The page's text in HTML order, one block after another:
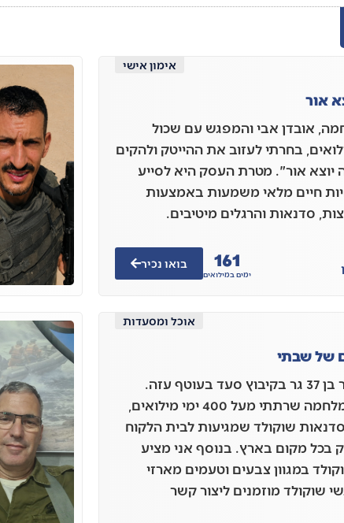
אימון אישי
אור
אובדן אבי והמפגש עם שכול
בחרתי לעזוב את ההייטק ולהקים
אור". מטרת העסק היא לסייע
חיים מלאי משמעות באמצעות
סדנאות והרגלים מיטיבים.
ימים במילואים
161 בואו נכיר
אוכל ומסעדות
של שבתי
שבתי ברודר בן 37 גר בקיבוץ סעד בעוטף עזה.
מתחילת המלחמה שרתתי מעל 400 ימי מילואים,
שוקולד שמגיעות לבית הלקוח
בכל מקום בארץ. בנוסף אני מציע
במגוון צבעים וטעמים מארזי
שוקולד מוזמנים ליצור קשר